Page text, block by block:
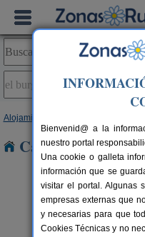
Alojamientos
Casas Rurales
Bienvenid@ a la
nuestro portal
Una cookie o galleta
información que se
visitar el portal. Algunas
empresas externas que
y necesarias para que
Cookies Técnicas y no